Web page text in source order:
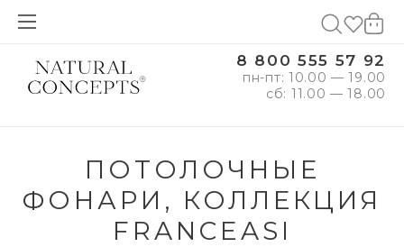
8 800 555 57 92
пн-пт: 10.00 — 19.00
сб: 11.00 — 18.00
ПОТОЛОЧНЫЕ
ФОНАРИ, КОЛЛЕКЦИЯ
FRANCEASI